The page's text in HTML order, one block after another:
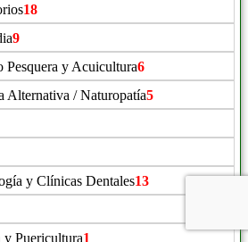
18
9
Pesquera y Acuicultura6
Alternativa / Naturopatía5
y Clínicas Dentales13
y Puericultura1